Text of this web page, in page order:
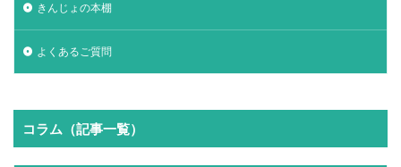
きんじょの本棚
よくあるご質問
コラム（記事一覧）